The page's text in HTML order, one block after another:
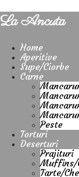
La Ancuta
Home
Aperitive
Supe/Ciorbe
Carne
Peste
Torturi
Deserturi
Prajituri
Muffins/
Tarte/